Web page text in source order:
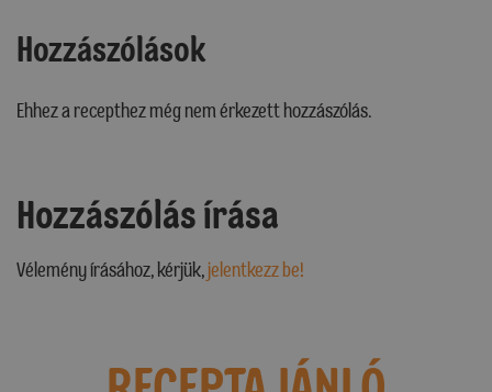
Hozzászólások
Ehhez a recepthez még nem érkezett hozzászólás.
Hozzászólás írása
Vélemény írásához, kérjük,jelentkezz be!